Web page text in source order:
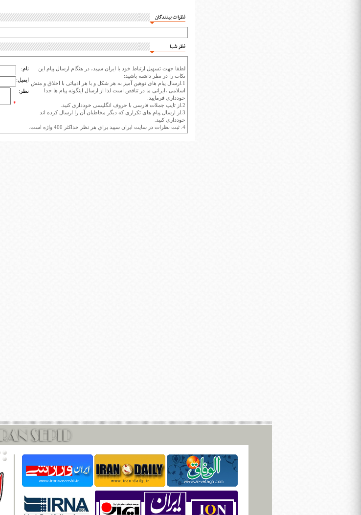
نظرات بینندگان
نظر شما
لطفا جهت تسهیل ارتباط خود با ایران سپید، در هنگام ارسال پیام این
نکات را در نظر داشته باشید:
1.ارسال پیام های توهین آمیز به هر شکل و با هر ادبیاتی با اخلاق و منش
اسلامی ،ایرانی ما در تناقض است لذا از ارسال اینگونه پیام ها جدا
خودداری فرمایید.
2.از تایپ جملات فارسی با حروف انگلیسی خودداری کنید.
3.از ارسال پیام های تکراری که دیگر مخاطبان آن را ارسال کرده اند
خودداری کنید.
4. ثبت نظرات در سايت ايران سپيد براي هر نظر حداکثر 400 واژه است.
نام:
ایمیل:
نظر:
*